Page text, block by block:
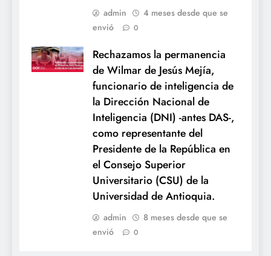
admin
4 meses desde que se
envió
0
Rechazamos la permanencia
de Wilmar de Jesús Mejía,
funcionario de inteligencia de
la Dirección Nacional de
Inteligencia (DNI) -antes DAS-,
como representante del
Presidente de la República en
el Consejo Superior
Universitario (CSU) de la
Universidad de Antioquia.
admin
8 meses desde que se
envió
0